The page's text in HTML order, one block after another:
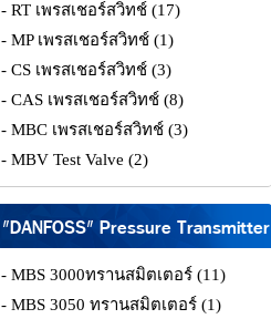
- RT เพรสเชอร์สวิทช์ (17)
- MP เพรสเชอร์สวิทช์ (1)
- CS เพรสเชอร์สวิทช์ (3)
- CAS เพรสเชอร์สวิทช์ (8)
- MBC เพรสเชอร์สวิทช์ (3)
- MBV Test Valve (2)
"DANFOSS" Pressure Transmitter
- MBS 3000ทรานสมิตเตอร์ (11)
- MBS 3050 ทรานสมิตเตอร์ (1)